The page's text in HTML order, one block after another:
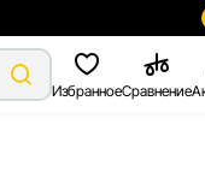
ИзбранноеСравнение